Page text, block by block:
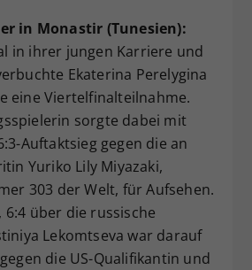
in Monastir (Tunesien):
in ihrer jungen Karriere und
Ekaterina Perelygina
eine Viertelfinalteilnahme.
sorgte dabei mit
Auftaktsieg gegen die an
Yuriko Lily Miyazaki,
303 der Welt, für Aufsehen.
6:4 über die russische
Lekomtseva war darauf
die US-Qualifikantin und